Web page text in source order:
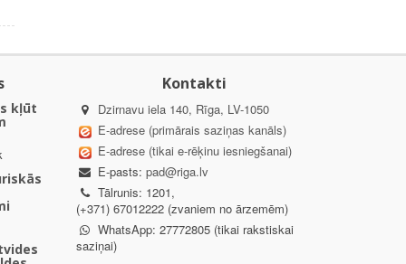
kļūt
Kontakti
Dzirnavu iela 140, Rīga, LV-1050
E-adrese (primārais saziņas kanāls)
E-adrese (tikai e-rēķinu iesniegšanai)
E-pasts: pad@riga.lv
Tālrunis: 1201,
(+371) 67012222 (zvaniem no ārzemēm)
WhatsApp: 27772805 (tikai rakstiskai
saziņai)